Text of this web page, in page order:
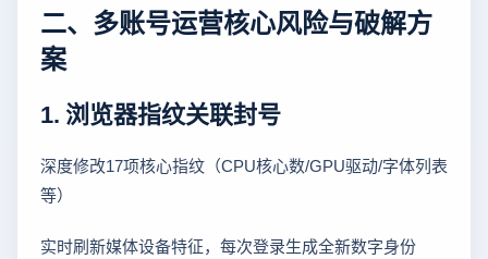
二、多账号运营核心风险与破解方
案
1. 浏览器指纹关联封号
深度修改17项核心指纹（CPU核心数/GPU驱动/字体列表
等）
实时刷新媒体设备特征，每次登录生成全新数字身份